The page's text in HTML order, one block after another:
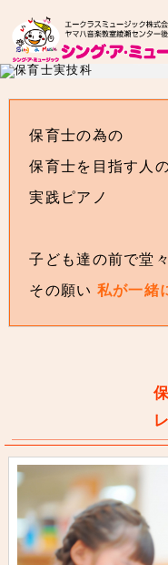
保
保育士の為の
保育士を目指す人
実践ピアノ
子ども達の前で堂
その願い 私が一緒